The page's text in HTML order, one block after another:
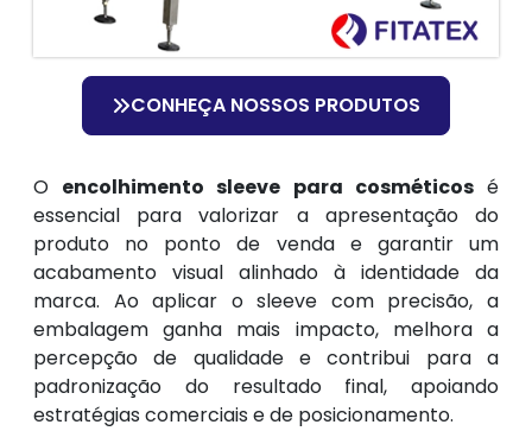
O encolhimento sleeve para cosméticosé
essencial para valorizar a apresentação do
produto no ponto de venda e garantir um
acabamento visual alinhado à identidade da
marca. Ao aplicar o sleeve com precisão, a
embalagem ganha mais impacto, melhora a
percepção de qualidade e contribui para a
padronização do resultado final, apoiando
estratégias comerciais e de posicionamento.
CONHEÇA NOSSOS PRODUTOS